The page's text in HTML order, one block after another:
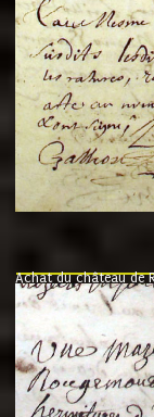
Achat du château de
"l'an mil six cent
nommé fut présent
vend, purement
et chavannes